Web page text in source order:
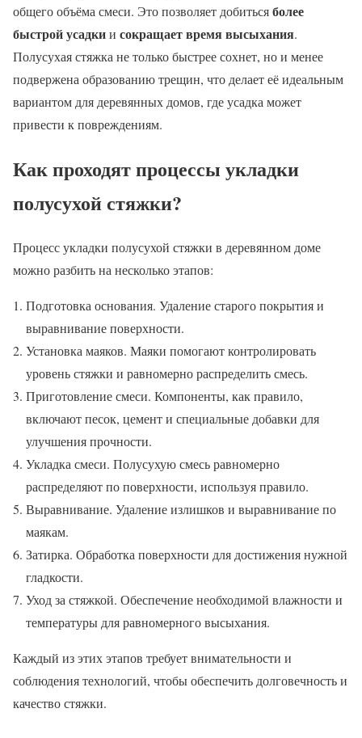
общего объёма смеси. Это позволяет добитьсяболее
быстрой усадкии сокращает время высыхания.
Полусухая стяжка не только быстрее сохнет, но и менее
подвержена образованию трещин, что делает её идеальным
вариантом для деревянных домов, где усадка может
привести к повреждениям.
Как проходят процессы укладки
полусухой стяжки?
Процесс укладки полусухой стяжки в деревянном доме
можно разбить на несколько этапов:
Подготовка основания. Удаление старого покрытия и
выравнивание поверхности.
Установка маяков. Маяки помогают контролировать
уровень стяжки и равномерно распределить смесь.
Приготовление смеси. Компоненты, как правило,
включают песок, цемент и специальные добавки для
улучшения прочности.
Укладка смеси. Полусухую смесь равномерно
распределяют по поверхности, используя правило.
Выравнивание. Удаление излишков и выравнивание по
маякам.
Затирка. Обработка поверхности для достижения нужной
гладкости.
Уход за стяжкой. Обеспечение необходимой влажности и
температуры для равномерного высыхания.
Каждый из этих этапов требует внимательности и
соблюдения технологий, чтобы обеспечить долговечность и
качество стяжки.